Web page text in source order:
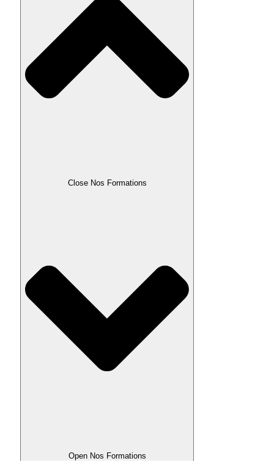
Close Nos Formations
Open Nos Formations